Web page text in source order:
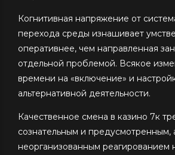
Когнитивная напряжение от
перехода среды изнашивает
оперативнее, чем направленная
отдельной проблемой. Всякое
времени на «включение» и
альтернативной деятельности.
Качественное смена в казино 7к
сознательным и предусмотренным,
неорганизованным реагированием